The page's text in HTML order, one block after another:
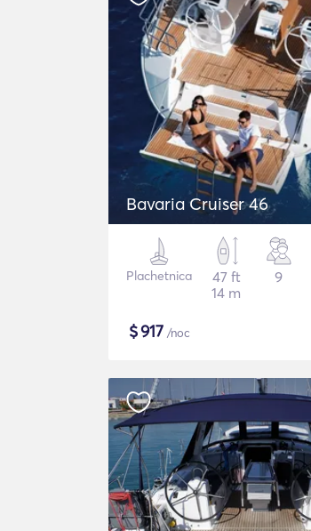
Bavaria Cruiser 46
Plachetnica
47 ft
14 m
9
$917 /noc